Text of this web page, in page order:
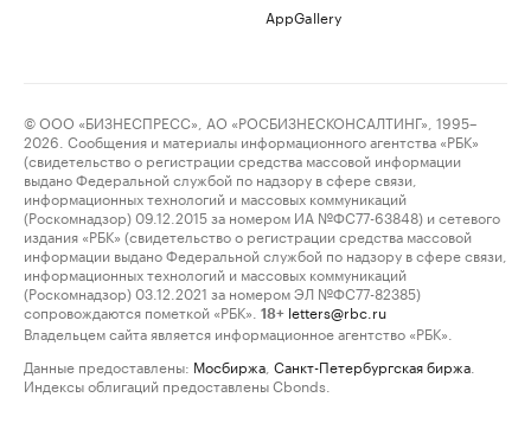
AppGallery
© ООО «БИЗНЕСПРЕСС», АО «РОСБИЗНЕСКОНСАЛТИНГ», 1995–
2026. Сообщения и материалы информационного агентства «РБК»
(свидетельство о регистрации средства массовой информации
выдано Федеральной службой по надзору в сфере связи,
информационных технологий и массовых коммуникаций
(Роскомнадзор) 09.12.2015 за номером ИА №ФС77-63848) и сетевого
издания «РБК» (свидетельство о регистрации средства массовой
информации выдано Федеральной службой по надзору в сфере связи,
информационных технологий и массовых коммуникаций
(Роскомнадзор) 03.12.2021 за номером ЭЛ №ФС77-82385)
сопровождаются пометкой «РБК».
18+ letters@rbc.ru
Владельцем сайта является информационное агентство «РБК».
Данные предоставлены: Мосбиржа Санкт-Петербургская биржа
Индексы облигаций предоставлены Cbonds.